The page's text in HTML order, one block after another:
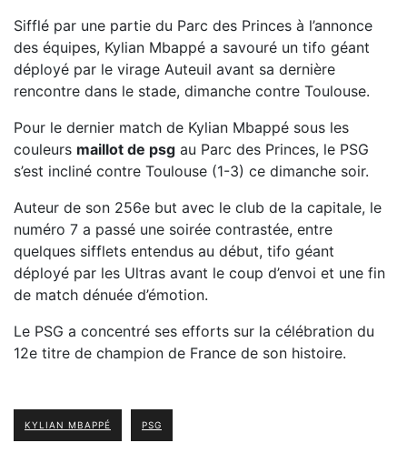
Sifflé par une partie du Parc des Princes à l’annonce
des équipes, Kylian Mbappé a savouré un tifo géant
déployé par le virage Auteuil avant sa dernière
rencontre dans le stade, dimanche contre Toulouse.
Pour le dernier match de Kylian Mbappé sous les
couleurs maillot de psg au Parc des Princes, le PSG
s’est incliné contre Toulouse (1-3) ce dimanche soir.
Auteur de son 256e but avec le club de la capitale, le
numéro 7 a passé une soirée contrastée, entre
quelques sifflets entendus au début, tifo géant
déployé par les Ultras avant le coup d’envoi et une fin
de match dénuée d’émotion.
Le PSG a concentré ses efforts sur la célébration du
12e titre de champion de France de son histoire.
KYLIAN MBAPPÉ PSG